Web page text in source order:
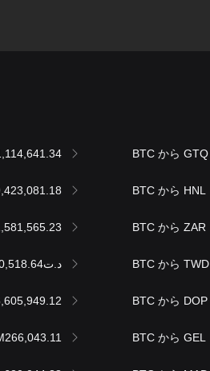
BTC から GTQ
BTC から HNL
BTC から ZAR
د.ت190,518.64 BTC から TWD
BTC から DOP
BTC から GEL